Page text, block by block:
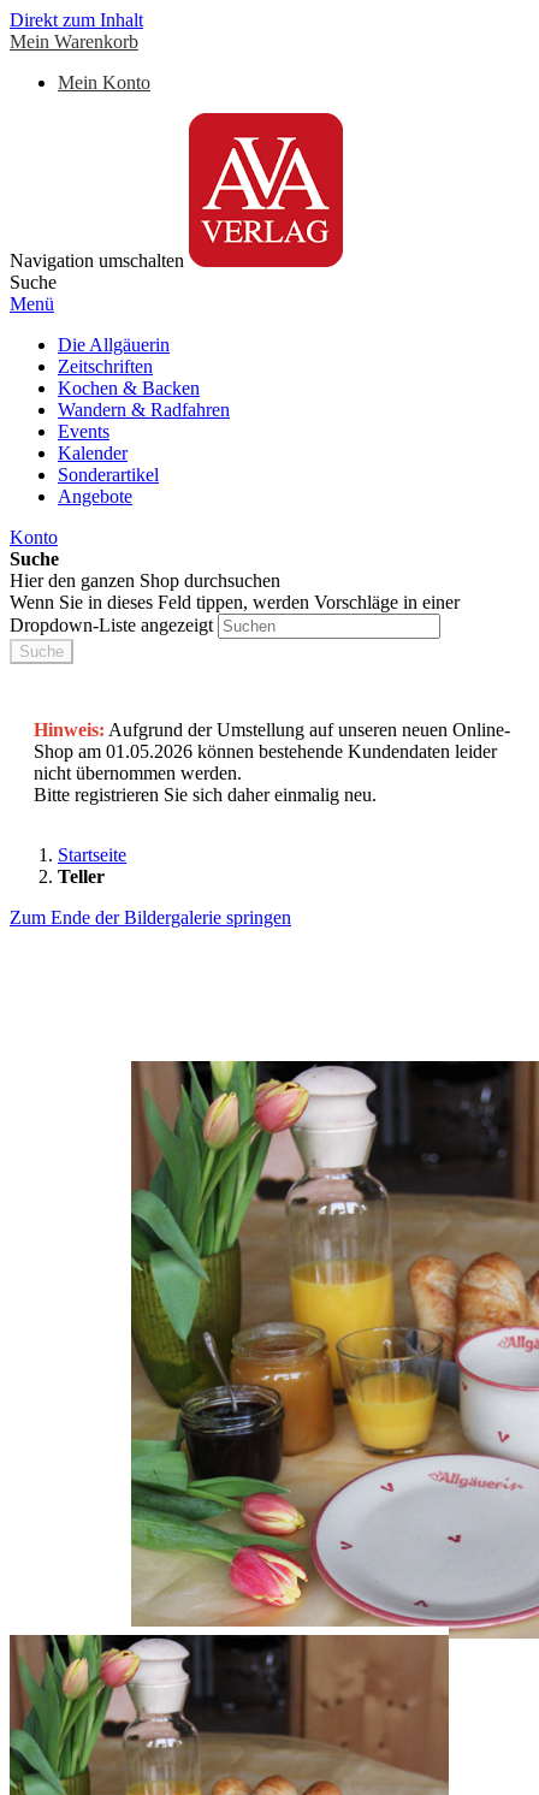
Direkt zum Inhalt
Mein Warenkorb
Mein Konto
Navigation umschalten
Suche
Menü
Die Allgäuerin
Zeitschriften
Kochen & Backen
Wandern & Radfahren
Events
Kalender
Sonderartikel
Angebote
Konto
Suche
Hier den ganzen Shop durchsuchen
Wenn Sie in dieses Feld tippen, werden Vorschläge in einer
Dropdown-Liste angezeigt
Suche
Hinweis: Aufgrund der Umstellung auf unseren neuen Online-
Shop am 01.05.2026 können bestehende Kundendaten leider
nicht übernommen werden.
Bitte registrieren Sie sich daher einmalig neu.
Startseite
Teller
Zum Ende der Bildergalerie springen